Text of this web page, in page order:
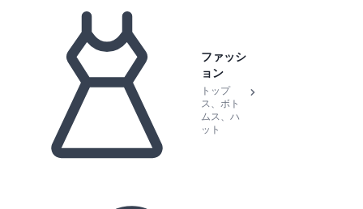
ファッシ
ョン
トップ
ス、ボト
ムス、ハ
ット